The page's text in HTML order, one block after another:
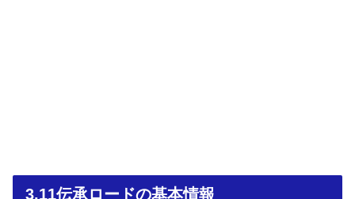
3.11伝承ロードの基本情報